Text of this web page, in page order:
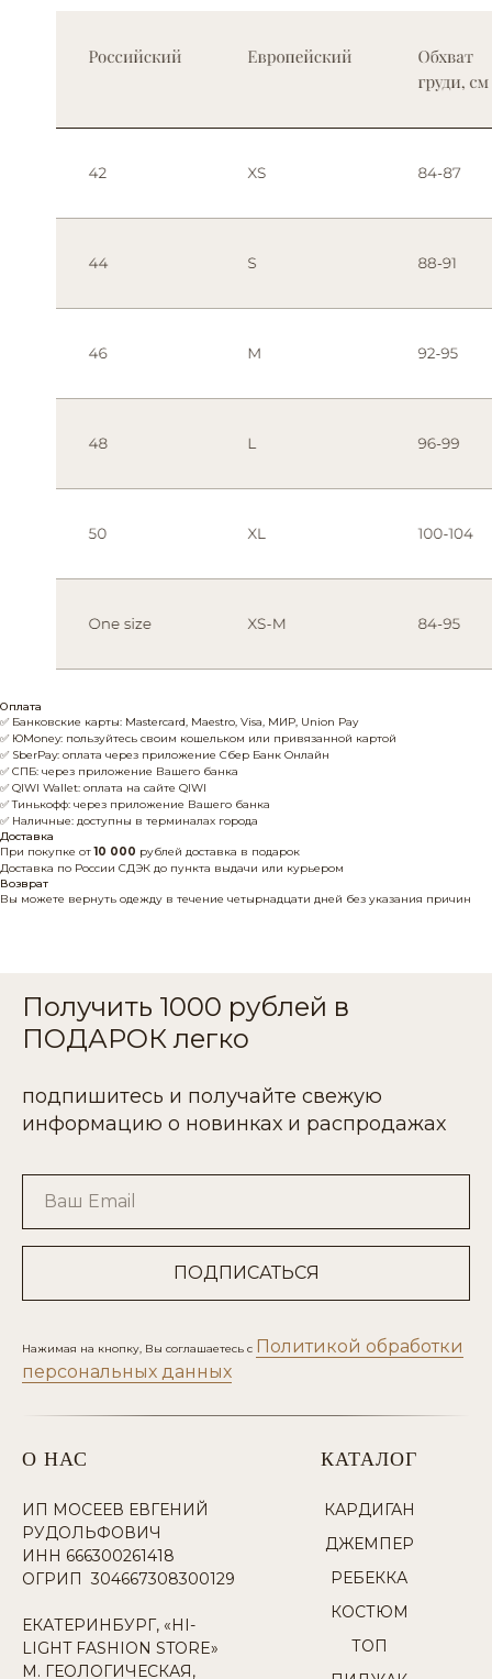
Оплата
✅ Банковские карты: Mastercard, Maestro, Visa, МИР, Union Pay
✅ ЮMoney: пользуйтесь своим кошельком или привязанной картой
✅ SberPay: оплата через приложение Сбер Банк Онлайн
✅ СПБ: через приложение Вашего банка
✅ QIWI Wallet: оплата на сайте QIWI
✅ Тинькофф: через приложение Вашего банка
✅ Наличные: доступны в терминалах города
Доставка
При покупке от10 000 рублей доставка в подарок
Доставка по России СДЭК до пункта выдачи или курьером
Возврат
Вы можете вернуть одежду в течение четырнадцати дней без указания причин
Получить 1000 рублей в
ПОДАРОК легко
подпишитесь и получайте свежую
информацию о новинках и распродажах
Ваш Email
ПОДПИСАТЬСЯ
Нажимая на кнопку, Вы соглашаетесь с Политикой обработки
персональных данных
О НАС
ИП МОСЕЕВ ЕВГЕНИЙ
РУДОЛЬФОВИЧ
ИНН 666300261418
ОГРИП 304667308300129
ЕКАТЕРИНБУРГ, «HI-
LIGHT FASHION STORE»
М. ГЕОЛОГИЧЕСКАЯ,
КАТАЛОГ
КАРДИГАН
ДЖЕМПЕР
РЕБЕККА
КОСТЮМ
ТОП